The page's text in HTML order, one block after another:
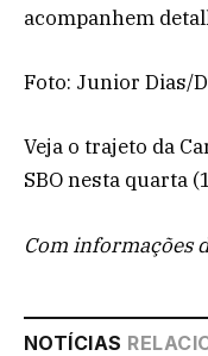
acompanhem
Foto: Junior Dias/
Veja o trajeto da
SBO nesta quarta
Com informações
NOTÍCIAS